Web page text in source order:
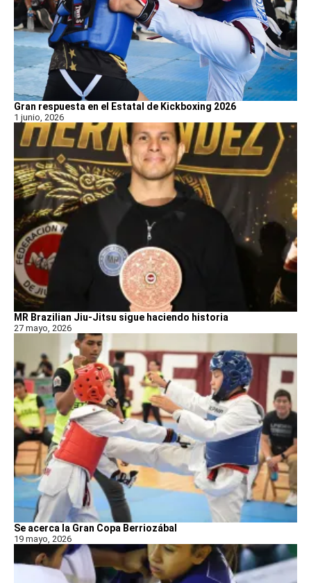
Gran respuesta en el Estatal de Kickboxing 2026
1 junio, 2026
MR Brazilian Jiu-Jitsu sigue haciendo historia
27 mayo, 2026
Se acerca la Gran Copa Berriozábal
19 mayo, 2026